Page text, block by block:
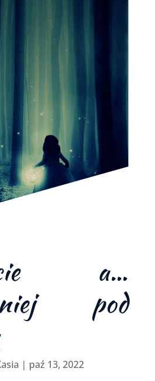
a…
pod
| paź 13, 2022